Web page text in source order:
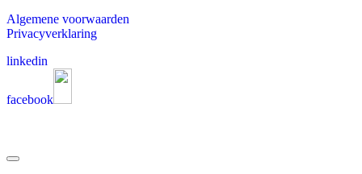
Algemene voorwaarden
Privacyverklaring
linkedin
facebook